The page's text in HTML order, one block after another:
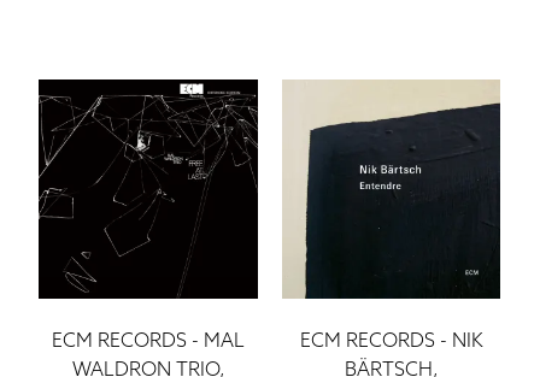
ECM RECORDS - MAL
WALDRON TRIO,
ECM RECORDS - NIK
BÄRTSCH,